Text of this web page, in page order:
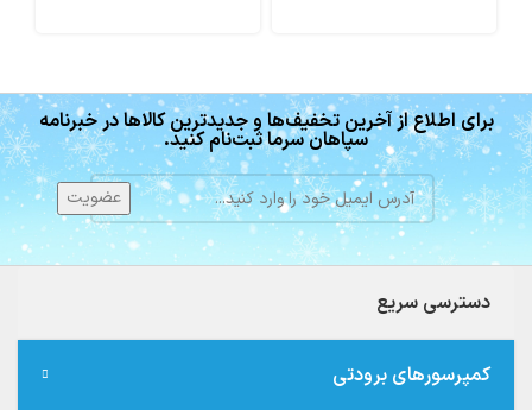
برای اطلاع از آخرین تخفیف‌ها و جدیدترین کالاها در خبرنامه
سپاهان سرما ثبت‌نام کنید.
دسترسی سریع
کمپرسورهای برودتی